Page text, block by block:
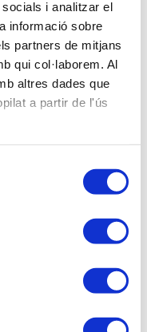
i analitzar el
informació sobre
partners de mitjans
qui col·laborem. Al
altres dades que
a partir de l'ús
president del
carácter general,
neto de las